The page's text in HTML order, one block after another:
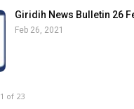
Giridih News Bulletin 26
Feb 26, 2021
1 of 23